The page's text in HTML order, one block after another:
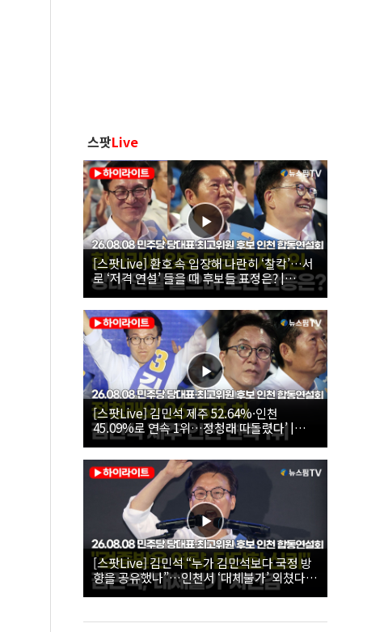
스팟Live
[스팟Live] 환호 속 입장해 나란히 ‘찰칵’…서
로 ‘저격 연설’ 들을 때 후보들 표정은? |
26.08.08 더불어민주당 당대표·최고위원 후
보 인천 합동연설회
[스팟Live] 김민석 제주 52.64%·인천
45.09%로 연속 1위…정청래 따돌렸다’ |
26.08.08 더불어민주당 당대표·최고위원 후
보 인천 합동연설회
[스팟Live] 김민석 “누가 김민석보다 국정 방
향을 공유했나”…인천서 ‘대체불가’ 외쳤다 |
26.08.08 더불어민주당 당대표·최고위원 후